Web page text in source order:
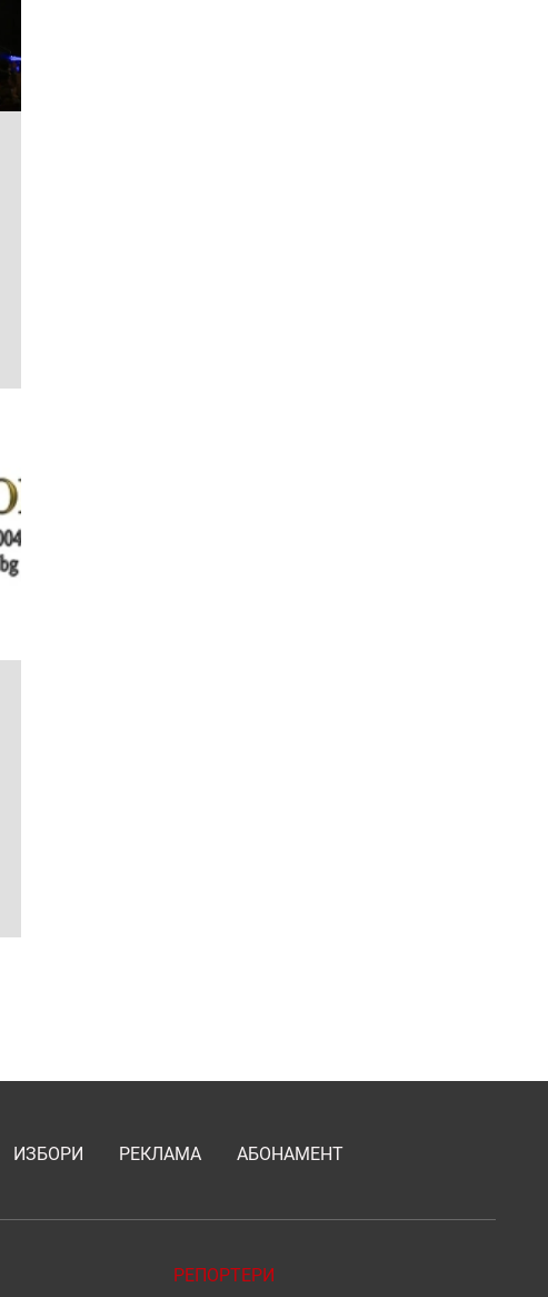
ИЗБОРИ РЕКЛАМА АБОНАМЕНТ
РЕПОРТЕРИ